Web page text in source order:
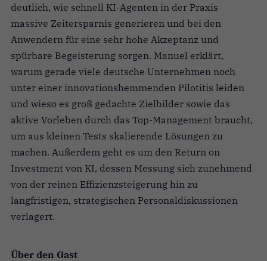
deutlich, wie schnell KI-Agenten in der Praxis
massive Zeitersparnis generieren und bei den
Anwendern für eine sehr hohe Akzeptanz und
spürbare Begeisterung sorgen. Manuel erklärt,
warum gerade viele deutsche Unternehmen noch
unter einer innovationshemmenden Pilotitis leiden
und wieso es groß gedachte Zielbilder sowie das
aktive Vorleben durch das Top-Management braucht,
um aus kleinen Tests skalierende Lösungen zu
machen. Außerdem geht es um den Return on
Investment von KI, dessen Messung sich zunehmend
von der reinen Effizienzsteigerung hin zu
langfristigen, strategischen Personaldiskussionen
verlagert.
Über den Gast